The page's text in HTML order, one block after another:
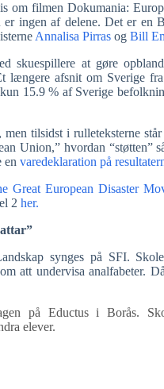
om filmen Dokumania:
ingen af delene. Det er en
Annalisa Pirras og Bill
skuespillere at gøre
længere afsnit om Sverige
15.9 % af Sverige
tilsidst i rulleteksterne
Union,” hvordan “støtten”
en varedeklaration på
Great European Disaster
2 her.
synges på SFI.
att undervisa analfabeter.
på Eductus i Borås.
elever.